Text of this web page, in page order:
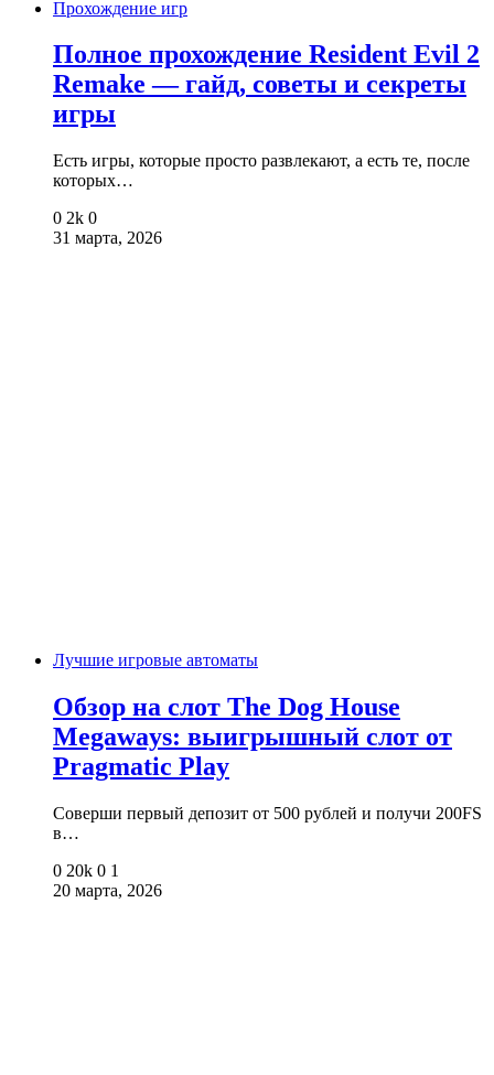
Прохождение игр
Полное прохождение Resident Evil 2
Remake — гайд, советы и секреты
игры
Есть игры, которые просто развлекают, а есть те, после
которых…
0 2k 0
31 марта, 2026
Лучшие игровые автоматы
Обзор на слот The Dog House
Megaways: выигрышный слот от
Pragmatic Play
Соверши первый депозит от 500 рублей и получи 200FS
в…
0 20k 0 1
20 марта, 2026